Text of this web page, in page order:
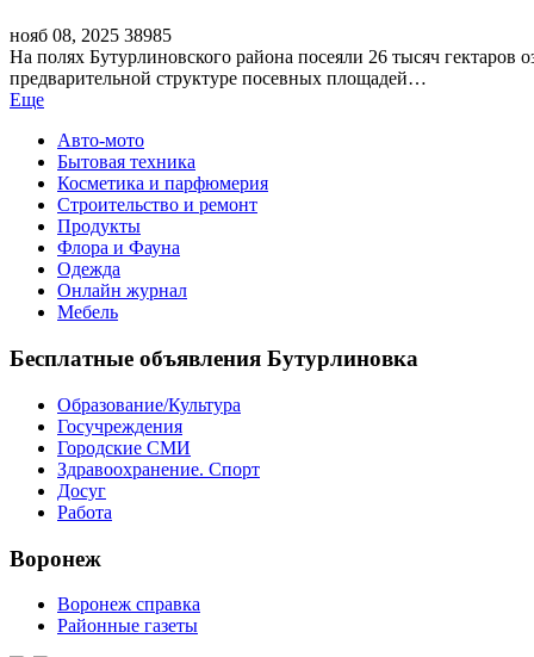
нояб 08, 2025 38985
На полях Бутурлиновского района посеяли 26 тысяч
предварительной структуре посевных площадей…
Еще
Авто-мото
Бытовая техника
Косметика и парфюмерия
Строительство и ремонт
Продукты
Флора и Фауна
Одежда
Онлайн журнал
Мебель
Бесплатные объявления Бутурлиновка
Образование/Культура
Госучреждения
Городские СМИ
Здравоохранение. Спорт
Досуг
Работа
Воронеж
Воронеж справка
Районные газеты